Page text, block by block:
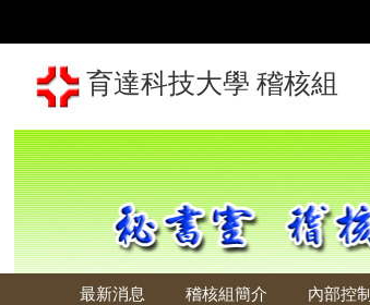
育達科技大學 稽核組
最新消息 稽核組簡介 內部控制